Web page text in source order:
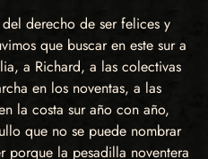
derecho de ser felices y
que buscar en este sur a
a Richard, a las colectivas
en los noventas, a las
la costa sur año con año,
que no se puede nombrar
porque la pesadilla noventera